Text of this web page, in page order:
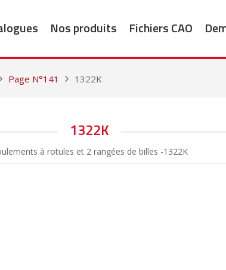
Nos produits Fichiers CAO
Page N°141 1322K
1322K
à rotules et 2 rangées de billes -1322K